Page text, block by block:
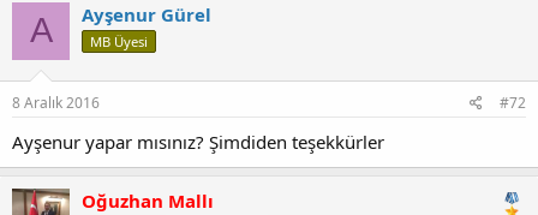
A Ayşenur Gürel
MB Üyesi
8 Aralık 2016 #72
Ayşenur yapar mısınız? Şimdiden teşekkürler
Oğuzhan Mallı